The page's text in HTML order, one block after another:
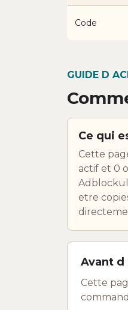
Code
GUIDE D
Ce qui
Cette
actif et 0
etre
Avant
Cette